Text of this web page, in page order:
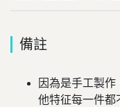
備註
因為是手工製
他特征每一件都